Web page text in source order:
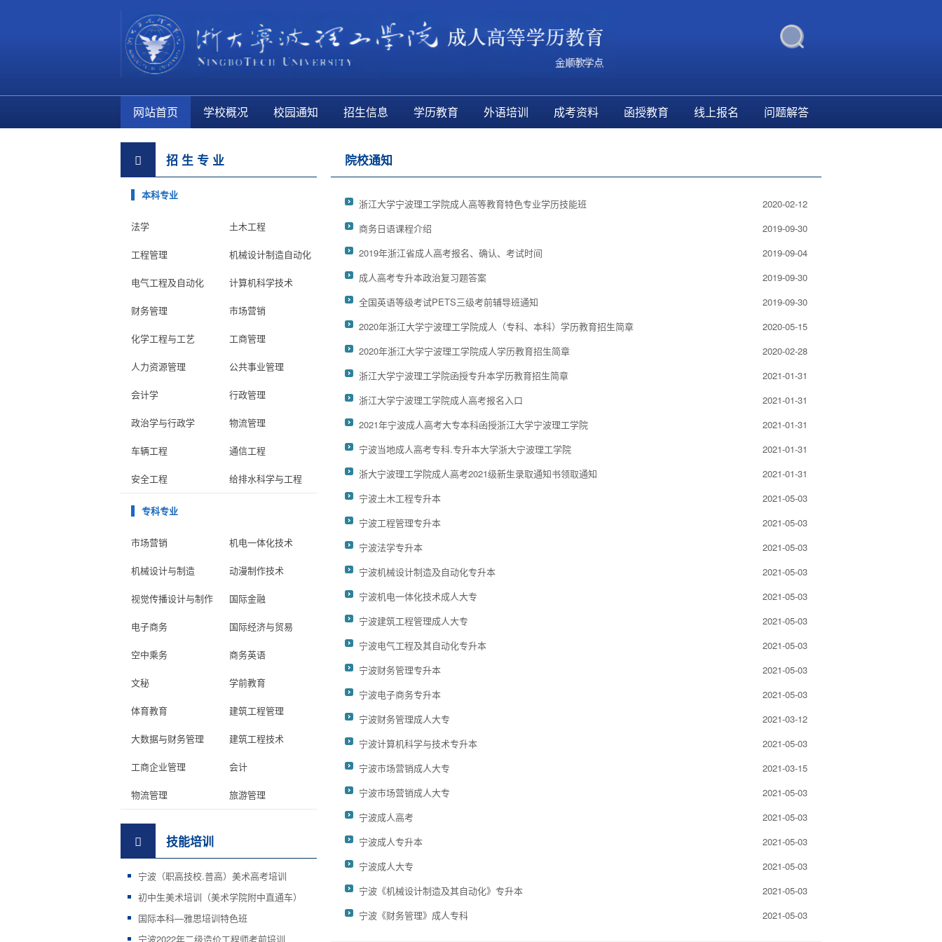
网站首页 学校概况 校园通知 招生信息 学历教育 外语培训 成考资料 函授教育 线上报名 问题解答
招 生 专 业
本科专业
法学 土木工程
工程管理 机械设计制造自动化
电气工程及自动化 计算机科学技术
财务管理 市场营销
化学工程与工艺 工商管理
人力资源管理 公共事业管理
会计学 行政管理
政治学与行政学 物流管理
车辆工程 通信工程
安全工程 给排水科学与工程
专科专业
市场营销 机电一体化技术
机械设计与制造 动漫制作技术
视觉传播设计与制作 国际金融
电子商务 国际经济与贸易
空中乘务 商务英语
文秘 学前教育
体育教育 建筑工程管理
大数据与财务管理 建筑工程技术
工商企业管理 会计
物流管理 旅游管理
技能培训
宁波（职高技校.普高）美术高考培训
初中生美术培训（美术学院附中直通车）
国际本科—雅思培训特色班
宁波2022年二级造价工程师考前培训
院校通知
浙江大学宁波理工学院成人高等教育特色专业学历技能班
2020-02-12
商务日语课程介绍
2019-09-30
2019年浙江省成人高考报名、确认、考试时间
2019-09-04
成人高考专升本政治复习题答案
2019-09-30
全国英语等级考试PETS三级考前辅导班通知
2019-09-30
2020年浙江大学宁波理工学院成人（专科、本科）学历教育招生简章
2020-05-15
2020年浙江大学宁波理工学院成人学历教育招生简章
2020-02-28
浙江大学宁波理工学院函授专升本学历教育招生简章
2021-01-31
浙江大学宁波理工学院成人高考报名入口
2021-01-31
2021年宁波成人高考大专本科函授浙江大学宁波理工学院
2021-01-31
宁波当地成人高考专科.专升本大学浙大宁波理工学院
2021-01-31
浙大宁波理工学院成人高考2021级新生录取通知书领取通知
2021-01-31
宁波土木工程专升本
2021-05-03
宁波工程管理专升本
2021-05-03
宁波法学专升本
2021-05-03
宁波机械设计制造及自动化专升本
2021-05-03
宁波机电一体化技术成人大专
2021-05-03
宁波建筑工程管理成人大专
2021-05-03
宁波电气工程及其自动化专升本
2021-05-03
宁波财务管理专升本
2021-05-03
宁波电子商务专升本
2021-05-03
宁波财务管理成人大专
2021-03-12
宁波计算机科学与技术专升本
2021-05-03
宁波市场营销成人大专
2021-03-15
宁波市场营销成人大专
2021-05-03
宁波成人高考
2021-05-03
宁波成人专升本
2021-05-03
宁波成人大专
2021-05-03
宁波《机械设计制造及其自动化》专升本
2021-05-03
宁波《财务管理》成人专科
2021-05-03